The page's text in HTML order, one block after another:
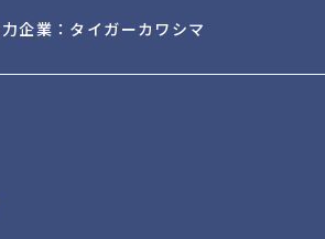
企業：タイガーカワシマ